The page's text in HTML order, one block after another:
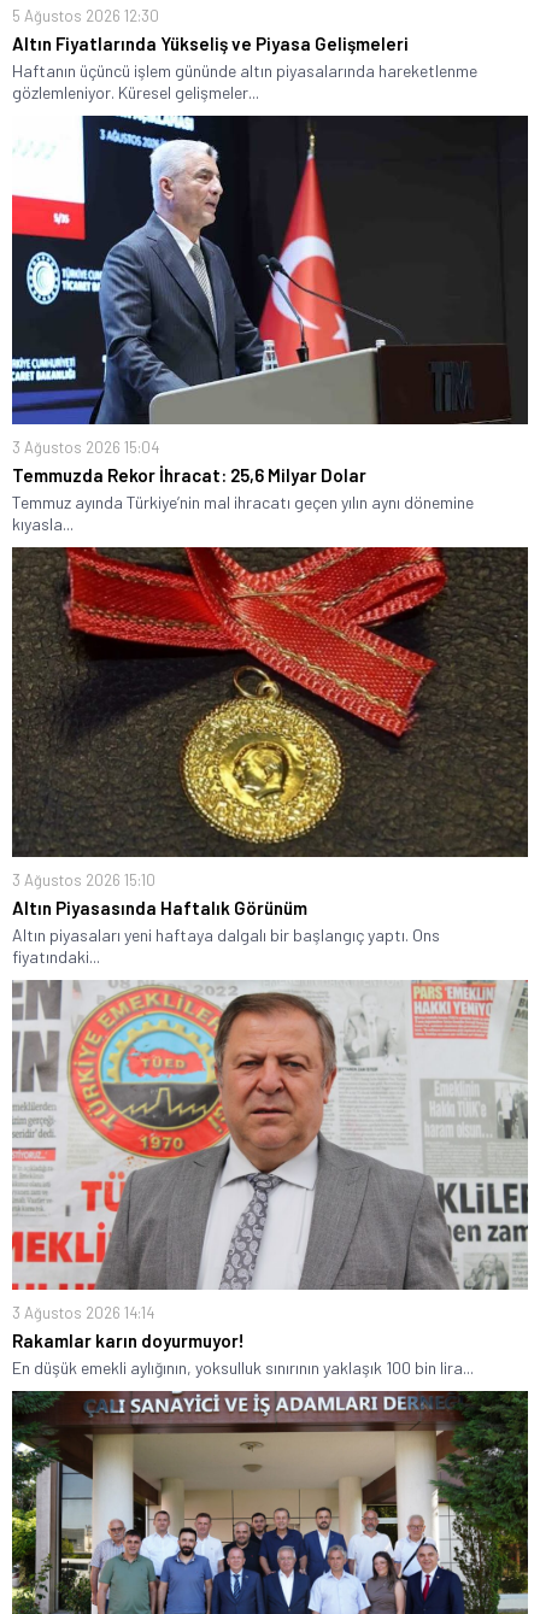
5 Ağustos 2026 12:30
Altın Fiyatlarında Yükseliş ve Piyasa Gelişmeleri
Haftanın üçüncü işlem gününde altın piyasalarında hareketlenme
gözlemleniyor. Küresel gelişmeler...
3 Ağustos 2026 15:04
Temmuzda Rekor İhracat: 25,6 Milyar Dolar
Temmuz ayında Türkiye’nin mal ihracatı geçen yılın aynı dönemine
kıyasla...
3 Ağustos 2026 15:10
Altın Piyasasında Haftalık Görünüm
Altın piyasaları yeni haftaya dalgalı bir başlangıç yaptı. Ons
fiyatındaki...
3 Ağustos 2026 14:14
Rakamlar karın doyurmuyor!
En düşük emekli aylığının, yoksulluk sınırının yaklaşık 100 bin lira...